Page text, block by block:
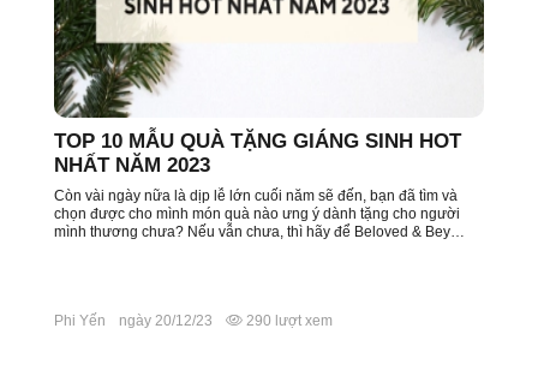
TOP 10 MẪU QUÀ TẶNG GIÁNG SINH HOT
NHẤT NĂM 2023
Còn vài ngày nữa là dịp lễ lớn cuối năm sẽ đến, bạn đã tìm và
chọn được cho mình món quà nào ưng ý dành tặng cho người
mình thương chưa? Nếu vẫn chưa, thì hãy để Beloved & Bey…
Phi Yến ngày 20/12/23 290 lượt xem